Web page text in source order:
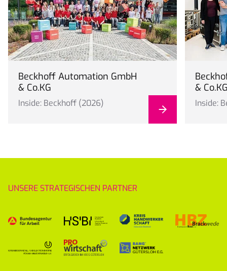
Beckhoff Automation GmbH
& Co.KG
Inside: Beckhoff (2026)
&
Inside:
UNSERE STRATEGISCHEN PARTNER